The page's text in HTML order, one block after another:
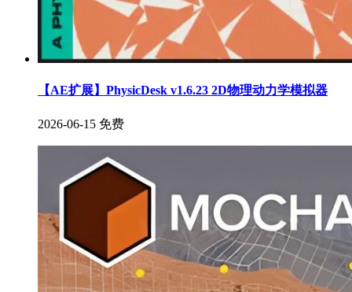
【AE扩展】PhysicDesk v1.6.23 2D物理动力学模拟器
2026-06-15 免费